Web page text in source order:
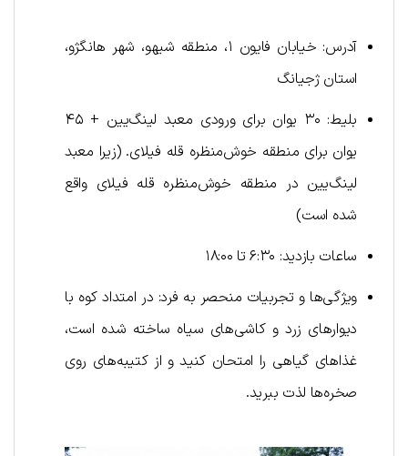
آدرس: خیابان فایون ۱، منطقه شیهو، شهر هانگژو،
استان ژجیانگ
بلیط: ۳۰ یوان برای ورودی معبد لینگ‌یین + ۴۵
یوان برای منطقه خوش‌منظره قله فیلای. (زیرا معبد
لینگ‌یین در منطقه خوش‌منظره قله فیلای واقع
شده است)
ساعات بازدید: ۶:۳۰ تا ۱۸:۰۰
ویژگی‌ها و تجربیات منحصر به فرد: در امتداد کوه با
دیوارهای زرد و کاشی‌های سیاه ساخته شده است،
غذاهای گیاهی را امتحان کنید و از کتیبه‌های روی
صخره‌ها لذت ببرید.